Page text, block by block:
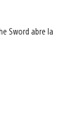
Sword abre la